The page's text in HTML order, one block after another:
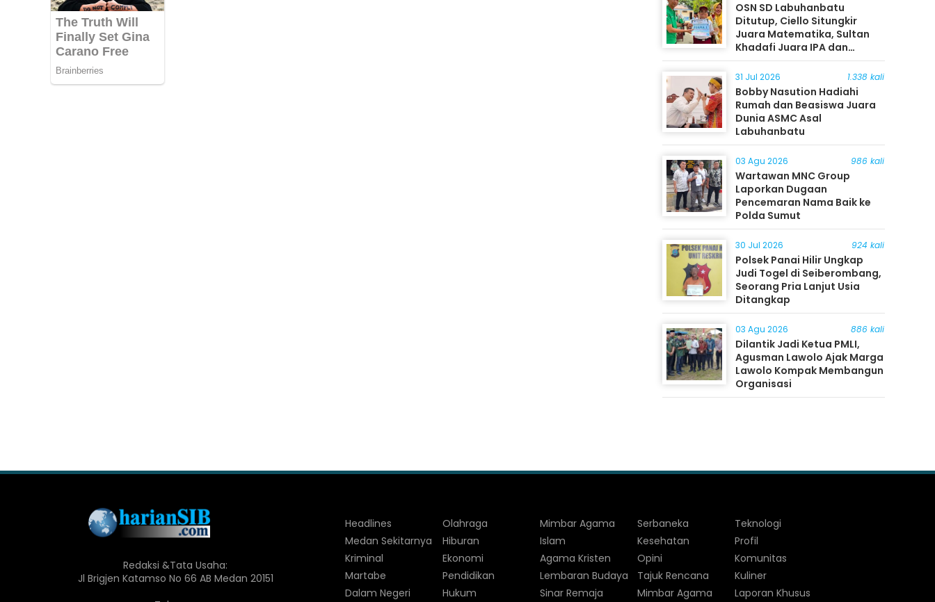
OSN SD Labuhanbatu
Ditutup, Ciello Situngkir
Juara Matematika, Sultan
Khadafi Juara IPA dan
Timothy Rangkuti Juara IPS
31 Jul 2026 1.338 kali
Bobby Nasution Hadiahi
Rumah dan Beasiswa Juara
Dunia ASMC Asal
Labuhanbatu
03 Agu 2026 986 kali
Wartawan MNC Group
Laporkan Dugaan
Pencemaran Nama Baik ke
Polda Sumut
30 Jul 2026 924 kali
Polsek Panai Hilir Ungkap
Judi Togel di Seiberombang,
Seorang Pria Lanjut Usia
Ditangkap
03 Agu 2026 886 kali
Dilantik Jadi Ketua PMLI,
Agusman Lawolo Ajak Marga
Lawolo Kompak Membangun
Organisasi
Redaksi &Tata Usaha:
Jl Brigjen Katamso No 66 AB Medan 20151
Headlines
Medan Sekitarnya
Kriminal
Martabe
Dalam Negeri
Olahraga
Hiburan
Ekonomi
Pendidikan
Hukum
Mimbar Agama
Islam
Agama Kristen
Lembaran Budaya
Sinar Remaja
Serbaneka
Kesehatan
Opini
Tajuk Rencana
Mimbar Agama
Teknologi
Profil
Komunitas
Kuliner
Laporan Khusus